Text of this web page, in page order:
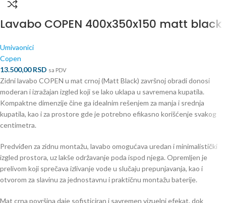
Lavabo COPEN 400x350x150 matt black
Umivaonici
Copen
13.500,00RSD sa PDV
Zidni lavabo COPEN u mat crnoj (Matt Black) završnoj obradi donosi
moderan i izražajan izgled koji se lako uklapa u savremena kupatila.
Kompaktne dimenzije čine ga idealnim rešenjem za manja i srednja
kupatila, kao i za prostore gde je potrebno efikasno korišćenje svakog
centimetra.
Predviđen za zidnu montažu, lavabo omogućava uredan i minimalistički
izgled prostora, uz lakše održavanje poda ispod njega. Opremljen je
prelivom koji sprečava izlivanje vode u slučaju prepunjavanja, kao i
otvorom za slavinu za jednostavnu i praktičnu montažu baterije.
Mat crna površina daje sofisticiran i savremen vizuelni efekat, dok